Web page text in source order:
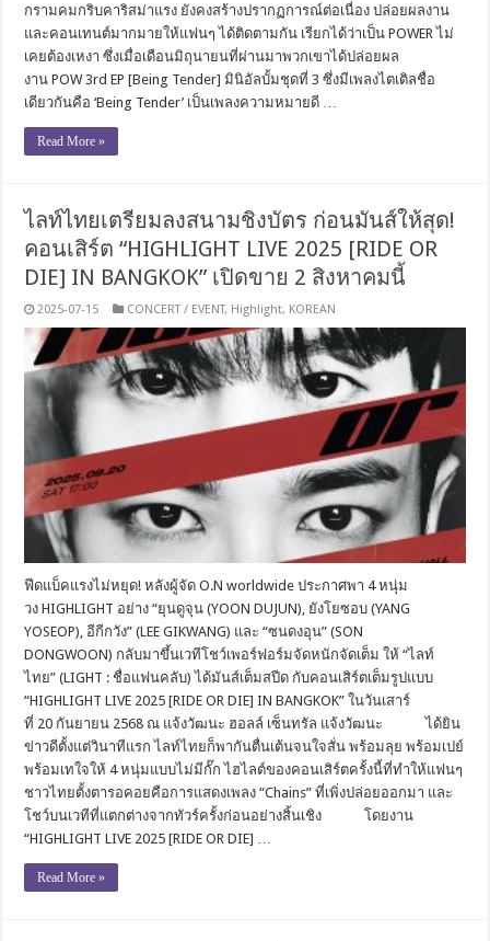
กรามคมกริบคาริสม่าแรง ยังคงสร้างปรากฏการณ์ต่อเนื่อง ปล่อยผลงาน
และคอนเทนต์มากมายให้แฟนๆ ได้ติดตามกัน เรียกได้ว่าเป็น POWER ไม่
เคยต้องเหงา ซึ่งเมื่อเดือนมิถุนายนที่ผ่านมาพวกเขาได้ปล่อยผล
งาน POW 3rd EP [Being Tender] มินิอัลบั้มชุดที่ 3 ซึ่งมีเพลงไตเติลชื่อ
เดียวกันคือ ‘Being Tender’ เป็นเพลงความหมายดี …
Read More »
ไลท์ไทยเตรียมลงสนามชิงบัตร ก่อนมันส์ให้สุด!
คอนเสิร์ต “HIGHLIGHT LIVE 2025 [RIDE OR
DIE] IN BANGKOK” เปิดขาย 2 สิงหาคมนี้
2025-07-15 CONCERT / EVENT, Highlight, KOREAN
ฟีดแบ็คแรงไม่หยุด! หลังผู้จัด O.N worldwide ประกาศพา 4 หนุ่ม
วง HIGHLIGHT อย่าง “ยุนดูจุน (YOON DUJUN), ยังโยซอบ (YANG
YOSEOP), อีกีกวัง” (LEE GIKWANG) และ “ซนดงอุน” (SON
DONGWOON) กลับมาขึ้นเวทีโชว์เพอร์ฟอร์มจัดหนักจัดเต็ม ให้ “ไลท์
ไทย” (LIGHT : ชื่อแฟนคลับ) ได้มันส์เต็มสปีด กับคอนเสิร์ตเต็มรูปแบบ
“HIGHLIGHT LIVE 2025 [RIDE OR DIE] IN BANGKOK” ในวันเสาร์
ที่ 20 กันยายน 2568 ณ แจ้งวัฒนะ ฮอลล์ เซ็นทรัล แจ้งวัฒนะ ได้ยิน
ข่าวดีตั้งแต่วินาทีแรก ไลท์ไทยก็พากันตื่นเต้นจนใจสั่น พร้อมลุย พร้อมเปย์
พร้อมเทใจให้ 4 หนุ่มแบบไม่มีกั๊ก ไฮไลต์ของคอนเสิร์ตครั้งนี้ที่ทำให้แฟนๆ
ชาวไทยตั้งตารอคอยคือการแสดงเพลง “Chains” ที่เพิ่งปล่อยออกมา และ
โชว์บนเวทีที่แตกต่างจากทัวร์ครั้งก่อนอย่างสิ้นเชิง โดยงาน
“HIGHLIGHT LIVE 2025 [RIDE OR DIE] …
Read More »